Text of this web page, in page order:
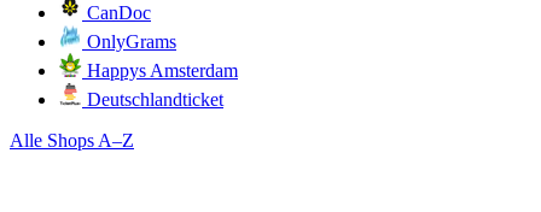
CanDoc
OnlyGrams
Happys Amsterdam
Deutschlandticket
Alle Shops A–Z